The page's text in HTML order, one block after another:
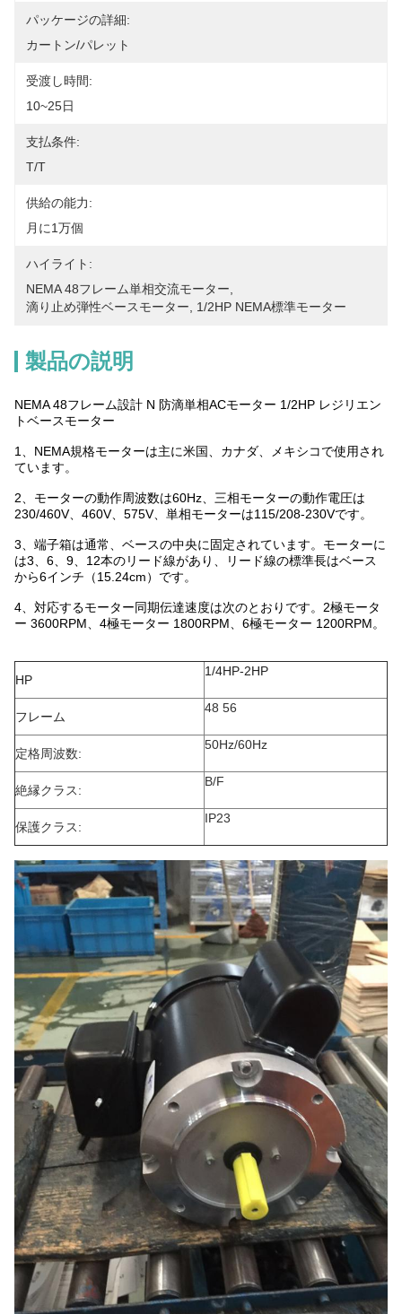
パッケージの詳細:
カートン/パレット
受渡し時間:
10~25日
支払条件:
T/T
供給の能力:
月に1万個
ハイライト:
NEMA 48フレーム単相交流モーター
滴り止め弾性ベースモーター
1/2HP NEMA標準モーター
製品の説明
NEMA 48フレーム設計 N 防滴単相ACモーター 1/2HP レジリエン
トベースモーター
1、NEMA規格モーターは主に米国、カナダ、メキシコで使用され
ています。
2、モーターの動作周波数は60Hz、三相モーターの動作電圧は
230/460V、460V、575V、単相モーターは115/208-230Vです。
3、端子箱は通常、ベースの中央に固定されています。モーターに
は3、6、9、12本のリード線があり、リード線の標準長はベース
から6インチ（15.24cm）です。
4、対応するモーター同期伝達速度は次のとおりです。2極モータ
ー 3600RPM、4極モーター 1800RPM、6極モーター 1200RPM。
HP
1/4HP-2HP
フレーム
48 56
定格周波数:
50Hz/60Hz
絶縁クラス:
B/F
保護クラス:
IP23